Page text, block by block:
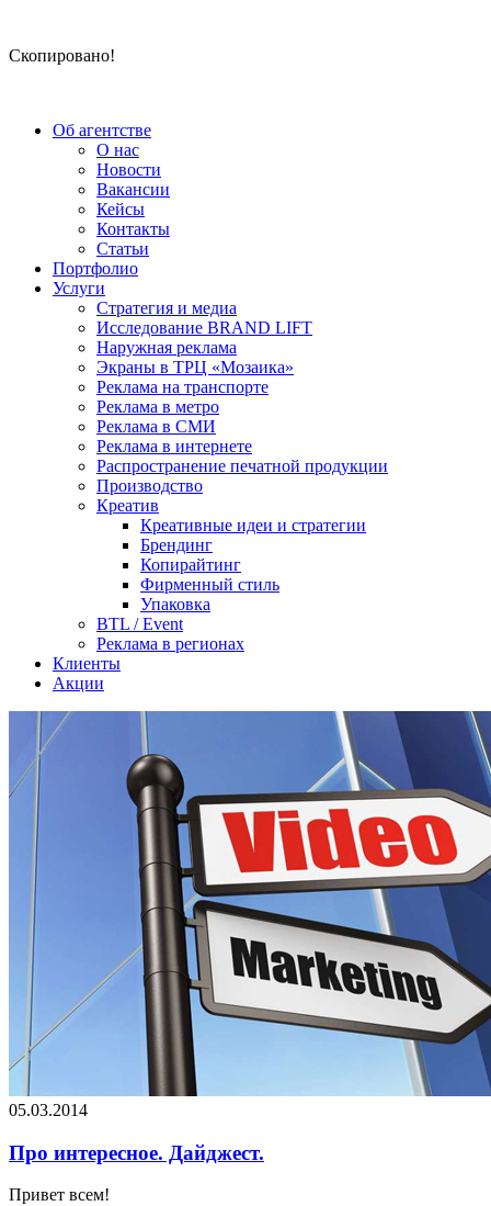
Скопировано!
Об агентстве
О нас
Новости
Вакансии
Кейсы
Контакты
Статьи
Портфолио
Услуги
Стратегия и медиа
Исследование BRAND LIFT
Наружная реклама
Экраны в ТРЦ «Мозаика»
Реклама на транспорте
Реклама в метро
Реклама в СМИ
Реклама в интернете
Распространение печатной продукции
Производство
Креатив
Креативные идеи и стратегии
Брендинг
Копирайтинг
Фирменный стиль
Упаковка
BTL / Event
Реклама в регионах
Клиенты
Акции
05.03.2014
Про интересное. Дайджест.
Привет всем!